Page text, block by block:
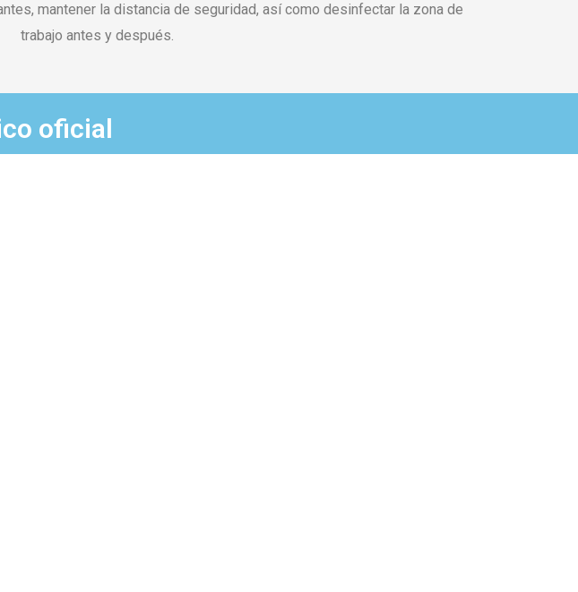
mantener la distancia de seguridad, así como desinfectar la zona de
trabajo antes y después.
oficial